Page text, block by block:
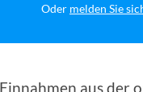
Oder melden Sie
aus der